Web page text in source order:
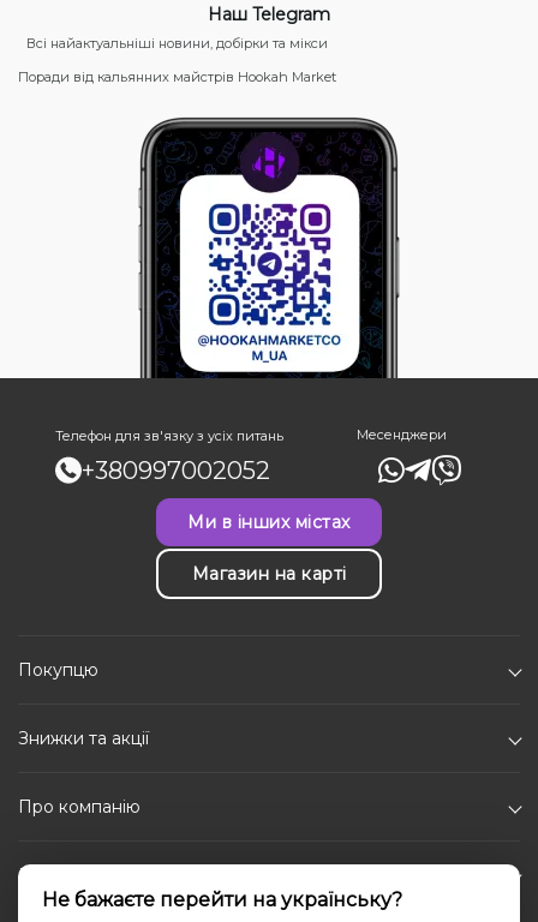
Наш Telegram
Всі найактуальніші новини, добірки та мікси
Поради від кальянних майстрів Hookah Market
Телефон для зв'язку з усіх питань
+380997002052
Месенджери
Ми в інших містах
Магазин на карті
Покупцю
Знижки та акції
Про компанію
Каталог
Не бажаєте перейти на українську?